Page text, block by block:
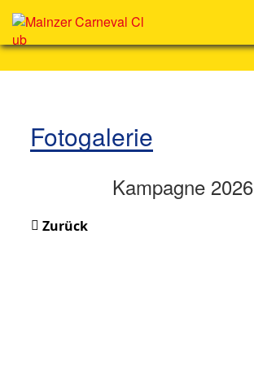
Fotogalerie
Kampagne 2026
Zurück